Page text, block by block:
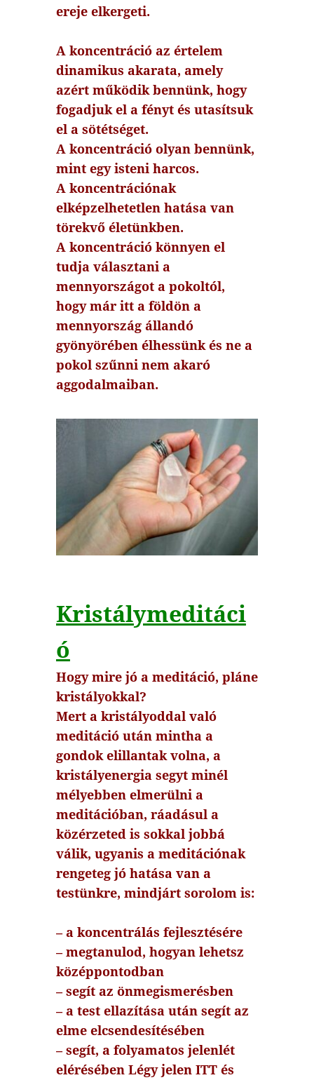
ereje elkergeti.
A koncentráció az értelem
dinamikus akarata, amely
azért működik bennünk, hogy
fogadjuk el a fényt és utasítsuk
el a sötétséget.
A koncentráció olyan bennünk,
mint egy isteni harcos.
A koncentrációnak
elképzelhetetlen hatása van
törekvő életünkben.
A koncentráció könnyen el
tudja választani a
mennyországot a pokoltól,
hogy már itt a földön a
mennyország állandó
gyönyörében élhessünk és ne a
pokol szűnni nem akaró
aggodalmaiban.
Kristálymeditáci
ó
Hogy mire jó a meditáció, pláne
kristályokkal?
Mert a kristályoddal való
meditáció után mintha a
gondok elillantak volna, a
kristályenergia segyt minél
mélyebben elmerülni a
meditációban, ráadásul a
közérzeted is sokkal jobbá
válik, ugyanis a meditációnak
rengeteg jó hatása van a
testünkre, mindjárt sorolom is:
– a koncentrálás fejlesztésére
– megtanulod, hogyan lehetsz
középpontodban
– segít az önmegismerésben
– a test ellazítása után segít az
elme elcsendesítésében
– segít, a folyamatos jelenlét
elérésében Légy jelen ITT és